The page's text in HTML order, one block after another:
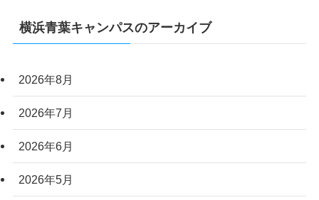
横浜青葉キャンパスのアーカイブ
2026年8月
2026年7月
2026年6月
2026年5月